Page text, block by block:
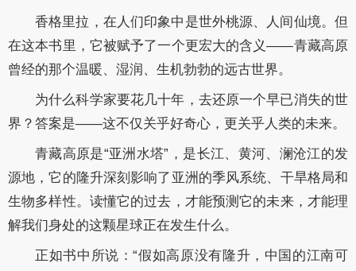
香格里拉，在人们印象中是世外桃源、人间仙境。但
在这本书里，它被赋予了一个更宏大的含义——青藏高原
曾经的那个温暖、湿润、生机勃勃的远古世界。
为什么科学家要花几十年，去还原一个早已消失的世
界？答案是——这不仅关乎好奇心，更关乎人类的未来。
青藏高原是“亚洲水塔”，是长江、黄河、澜沧江的发
源地，它的隆升深刻影响了亚洲的季风系统、干旱格局和
生物多样性。读懂它的过去，才能预测它的未来，才能理
解我们身处的这颗星球正在发生什么。
正如书中所说：“假如高原没有隆升，中国的江南可